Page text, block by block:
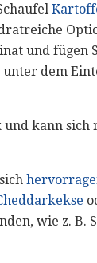
und fügen
unter dem
kann sich
wie z. B.